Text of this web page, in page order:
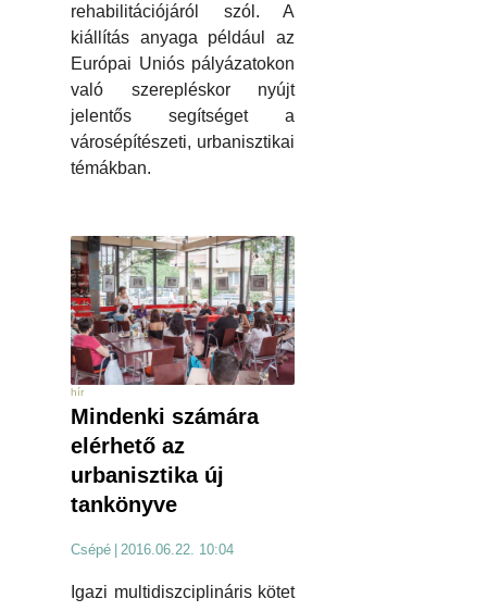
rehabilitációjáról szól. A
kiállítás anyaga például az
Európai Uniós pályázatokon
való szerepléskor nyújt
jelentős segítséget a
városépítészeti, urbanisztikai
témákban.
hír
Mindenki számára
elérhető az
urbanisztika új
tankönyve
Csépé 2016.06.22. 10:04
Igazi multidiszciplináris kötet